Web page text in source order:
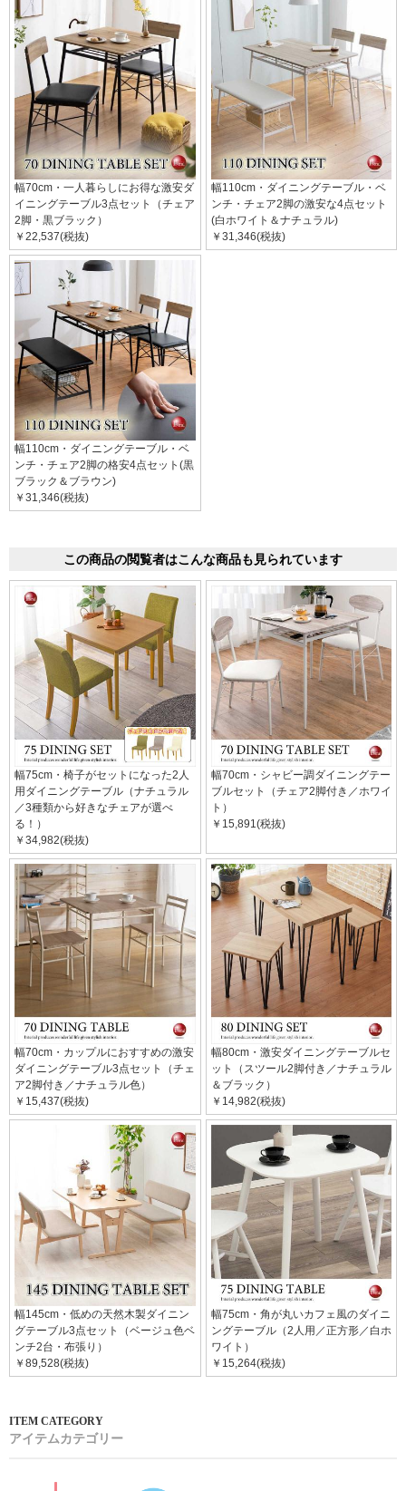
幅70cm・一人暮らしにお得な激安ダ
イニングテーブル3点セット（チェア
2脚・黒ブラック）
￥22,537(税抜)
幅110cm・ダイニングテーブル・ベ
ンチ・チェア2脚の激安な4点セット
(白ホワイト＆ナチュラル)
￥31,346(税抜)
幅110cm・ダイニングテーブル・ベ
ンチ・チェア2脚の格安4点セット(黒
ブラック＆ブラウン)
￥31,346(税抜)
この商品の閲覧者はこんな商品も見られています
幅75cm・椅子がセットになった2人
用ダイニングテーブル（ナチュラル
／3種類から好きなチェアが選べ
る！）
￥34,982(税抜)
幅70cm・シャビー調ダイニングテー
ブルセット（チェア2脚付き／ホワイ
ト）
￥15,891(税抜)
幅70cm・カップルにおすすめの激安
ダイニングテーブル3点セット（チェ
ア2脚付き／ナチュラル色）
￥15,437(税抜)
幅80cm・激安ダイニングテーブルセ
ット（スツール2脚付き／ナチュラル
＆ブラック）
￥14,982(税抜)
幅145cm・低めの天然木製ダイニン
グテーブル3点セット（ベージュ色ベ
ンチ2台・布張り）
￥89,528(税抜)
幅75cm・角が丸いカフェ風のダイニ
ングテーブル（2人用／正方形／白ホ
ワイト）
￥15,264(税抜)
アイテムカテゴリー